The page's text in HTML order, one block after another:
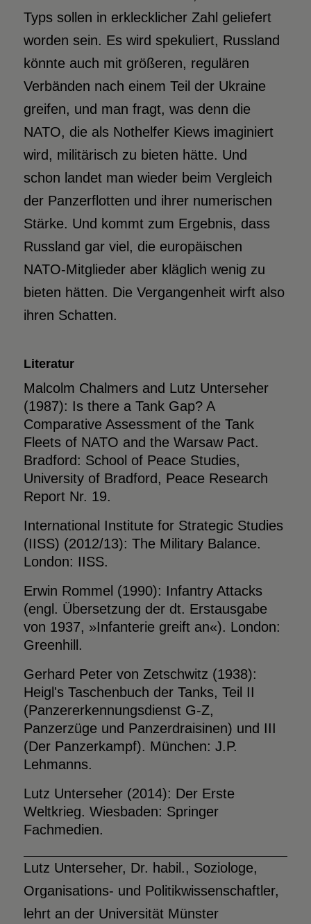
Typs sollen in erklecklicher Zahl geliefert
worden sein. Es wird spekuliert, Russland
könnte auch mit größeren, regulären
Verbänden nach einem Teil der Ukraine
greifen, und man fragt, was denn die
NATO, die als Nothelfer Kiews imaginiert
wird, militärisch zu bieten hätte. Und
schon landet man wieder beim Vergleich
der Panzerflotten und ihrer numerischen
Stärke. Und kommt zum Ergebnis, dass
Russland gar viel, die europäischen
NATO-Mitglieder aber kläglich wenig zu
bieten hätten. Die Vergangenheit wirft also
ihren Schatten.
Literatur
Malcolm Chalmers and Lutz Unterseher
(1987): Is there a Tank Gap? A
Comparative Assessment of the Tank
Fleets of NATO and the Warsaw Pact.
Bradford: School of Peace Studies,
University of Bradford, Peace Research
Report Nr. 19.
International Institute for Strategic Studies
(IISS) (2012/13): The Military Balance.
London: IISS.
Erwin Rommel (1990): Infantry Attacks
(engl. Übersetzung der dt. Erstausgabe
von 1937, »Infanterie greift an«). London:
Greenhill.
Gerhard Peter von Zetschwitz (1938):
Heigl's Taschenbuch der Tanks, Teil II
(Panzererkennungsdienst G-Z,
Panzerzüge und Panzerdraisinen) und III
(Der Panzerkampf). München: J.P.
Lehmanns.
Lutz Unterseher (2014): Der Erste
Weltkrieg. Wiesbaden: Springer
Fachmedien.
Lutz Unterseher, Dr. habil., Soziologe,
Organisations- und Politikwissenschaftler,
lehrt an der Universität Münster